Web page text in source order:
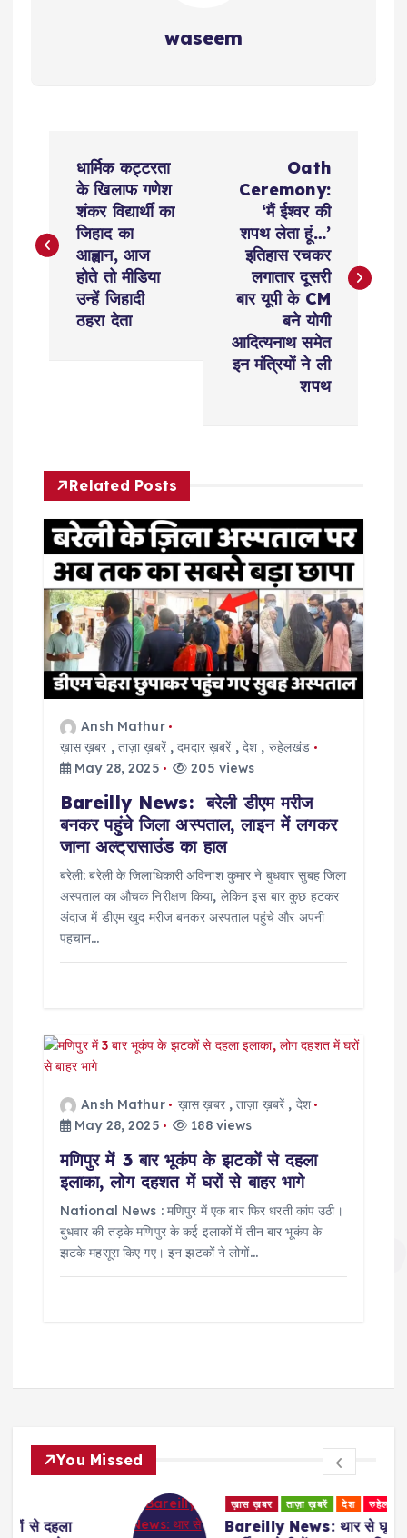
waseem
s
g
a
t
o
धार्मिक कट्टरता
के खिलाफ गणेश
शंकर विद्यार्थी का
जिहाद का
आह्वान, आज
होते तो मीडिया
उन्हें जिहादी
ठहरा देता
Oath
Ceremony:
‘मैं ईश्वर की
शपथ लेता हूं…’
इतिहास रचकर
लगातार दूसरी
बार यूपी के CM
बने योगी
आदित्यनाथ समेत
इन मंत्रियों ने ली
शपथ
Related Posts
Ansh Mathur
ख़ास ख़बर ,ताज़ा ख़बरें,दमदार ख़बरें , देश , रुहेलखंड
May 28, 2025
205 views
Bareilly News: बरेली डीएम मरीज
बनकर पहुंचे जिला अस्पताल, लाइन में लगकर
जाना अल्ट्रासाउंड का हाल
बरेली: बरेली के जिलाधिकारी अविनाश कुमार ने बुधवार सुबह जिला
अस्पताल का औचक निरीक्षण किया, लेकिन इस बार कुछ हटकर
अंदाज में डीएम खुद मरीज बनकर अस्पताल पहुंचे और अपनी
पहचान…
Ansh Mathur ख़ास ख़बर,ताज़ा ख़बरें , देश
May 28, 2025
188 views
मणिपुर में 3 बार भूकंप के झटकों से दहला
इलाका, लोग दहशत में घरों से बाहर भागे
National News : मणिपुर में एक बार फिर धरती कांप उठी।
बुधवार की तड़के मणिपुर के कई इलाकों में तीन बार भूकंप के
झटके महसूस किए गए। इन झटकों ने लोगों…
You Missed
ख़ास ख़बर ताज़ा ख़बरें देश रुहेलखंड
Bareilly News: थार से घूमकर बेच रहे थे